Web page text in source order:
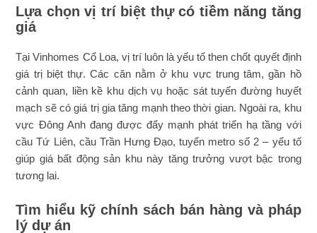
Lựa chọn vị trí biệt thự có tiềm năng tăng
giá
Tại Vinhomes Cổ Loa, vị trí luôn là yếu tố then chốt quyết định
giá trị biệt thự. Các căn nằm ở khu vực trung tâm, gần hồ
cảnh quan, liền kề khu dịch vụ hoặc sát tuyến đường huyết
mạch sẽ có giá trị gia tăng mạnh theo thời gian. Ngoài ra, khu
vực Đông Anh đang được đẩy mạnh phát triển hạ tầng với
cầu Tứ Liên, cầu Trần Hưng Đạo, tuyến metro số 2 – yếu tố
giúp giá bất động sản khu này tăng trưởng vượt bậc trong
tương lai.
Tìm hiểu kỹ chính sách bán hàng và pháp
lý dự án